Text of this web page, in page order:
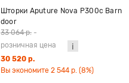
Шторки Aputure Nova P300c Barn
door
33 064 р. -
розничная цена
30 520 р.
Вы экономите 2 544 р. (8%)